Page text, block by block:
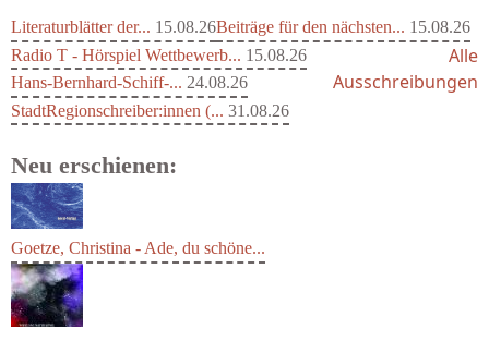
Literaturblätter der... 15.08.26Beiträge für den nächsten... 15.08.26
Radio T - Hörspiel Wettbewerb... 15.08.26
Hans-Bernhard-Schiff-... 24.08.26
StadtRegionschreiber:innen (... 31.08.26
Alle
Ausschreibungen
Neu erschienen:
Goetze, Christina - Ade, du schöne...